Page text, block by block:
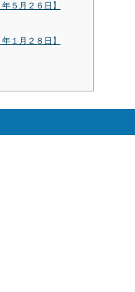
５月２６日】
１月２８日】